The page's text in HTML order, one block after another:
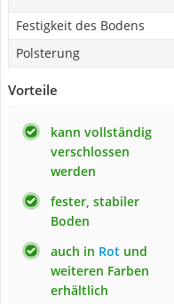
Festigkeit des Bodens
Polsterung
Vorteile
kann vollständig
verschlossen
werden
fester, stabiler
Boden
auch in Rot und
weiteren Farben
erhältlich